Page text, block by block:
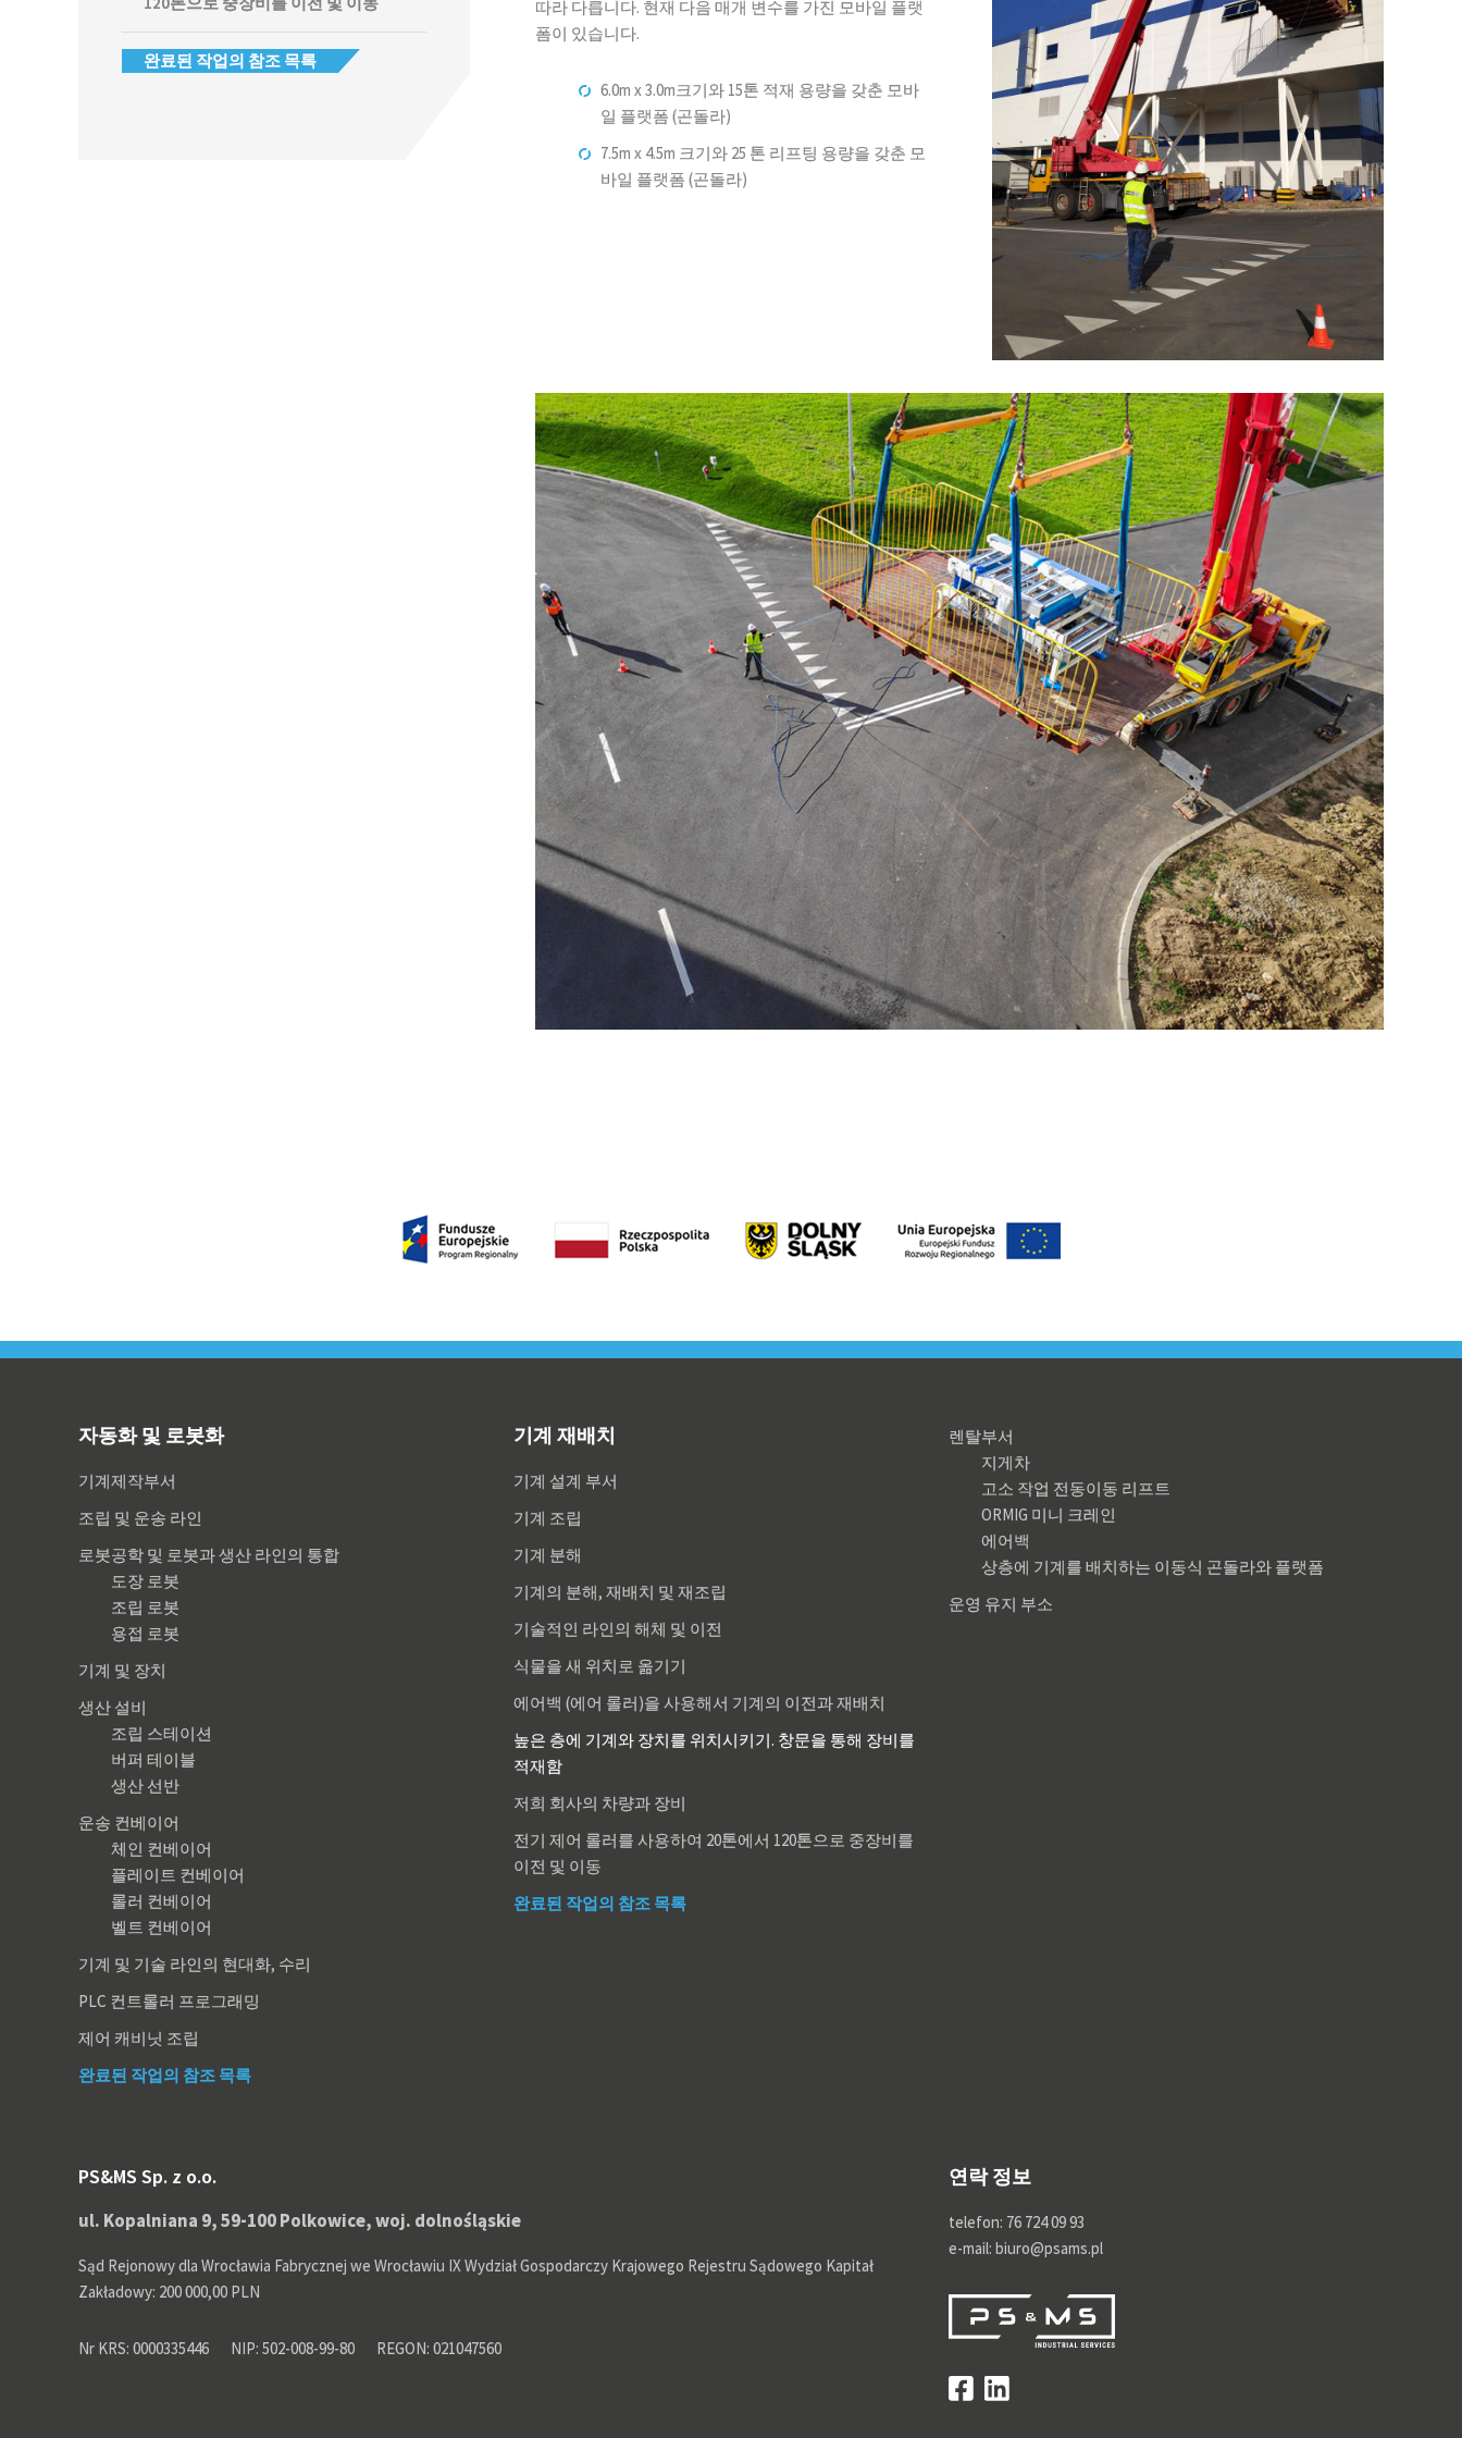
따라 다릅니다. 현재 다음 매개 변수를 가진 모바일 플랫
폼이 있습니다.
6.0m x 3.0m크기와 15톤 적재 용량을 갖춘 모바
일 플랫폼 (곤돌라)
7.5m x 4.5m 크기와 25 톤 리프팅 용량을 갖춘 모
바일 플랫폼 (곤돌라)
완료된 작업의 참조 목록
자동화 및 로봇화
기계제작부서
조립 및 운송 라인
로봇공학 및 로봇과 생산 라인의 통합
도장 로봇
조립 로봇
용접 로봇
기계 및 장치
생산 설비
조립 스테이션
버퍼 테이블
생산 선반
운송 컨베이어
체인 컨베이어
플레이트 컨베이어
롤러 컨베이어
벨트 컨베이어
기계 및 기술 라인의 현대화, 수리
PLC 컨트롤러 프로그래밍
제어 캐비닛 조립
완료된 작업의 참조 목록
기계 재배치
기계 설계 부서
기계 조립
기계 분해
기계의 분해, 재배치 및 재조립
기술적인 라인의 해체 및 이전
식물을 새 위치로 옮기기
에어백 (에어 롤러)을 사용해서 기계의 이전과 재배치
높은 층에 기계와 장치를 위치시키기. 창문을 통해 장비를
적재함
저희 회사의 차량과 장비
전기 제어 롤러를 사용하여 20톤에서 120톤으로 중장비를
이전 및 이동
완료된 작업의 참조 목록
렌탈부서
지게차
고소 작업 전동이동 리프트
ORMIG 미니 크레인
에어백
상층에 기계를 배치하는 이동식 곤돌라와 플랫폼
운영 유지 부소
PS&MS Sp. z o.o.
ul. Kopalniana 9, 59-100 Polkowice, woj. dolnośląskie
Sąd Rejonowy dla Wrocławia Fabrycznej we Wrocławiu IX Wydział Gospodarczy Krajowego Rejestru Sądowego Kapitał
Zakładowy: 200 000,00 PLN
Nr KRS: 0000335446 NIP: 502-008-99-80 REGON: 021047560
연락 정보
telefon: 76 724 09 93
e-mail: biuro@psams.pl